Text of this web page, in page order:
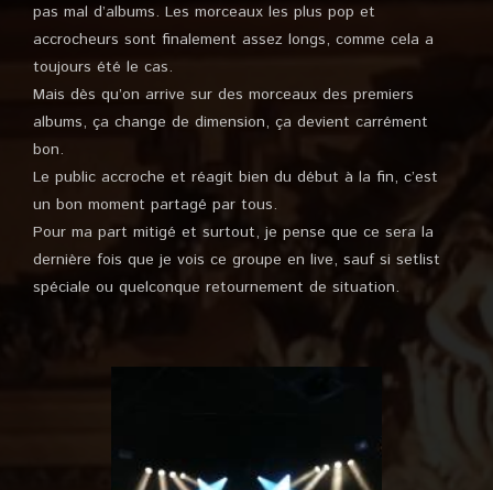
pas mal d’albums. Les morceaux les plus pop et
accrocheurs sont finalement assez longs, comme cela a
toujours été le cas.
Mais dès qu’on arrive sur des morceaux des premiers
albums, ça change de dimension, ça devient carrément
bon.
Le public accroche et réagit bien du début à la fin, c’est
un bon moment partagé par tous.
Pour ma part mitigé et surtout, je pense que ce sera la
dernière fois que je vois ce groupe en live, sauf si setlist
spéciale ou quelconque retournement de situation.